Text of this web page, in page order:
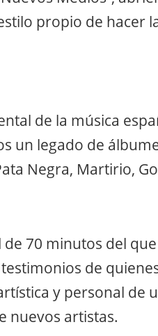
propio de hacer
de la música
un legado de
Negra, Martirio,
70 minutos del
de
y personal de
nuevos artistas.